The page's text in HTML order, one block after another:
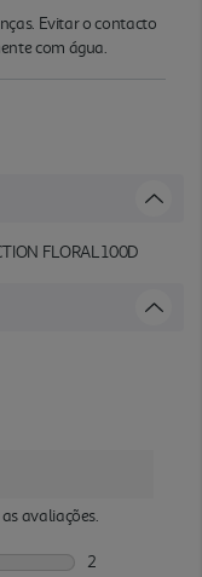
Evitar o contacto
com água.
FLORAL 100D